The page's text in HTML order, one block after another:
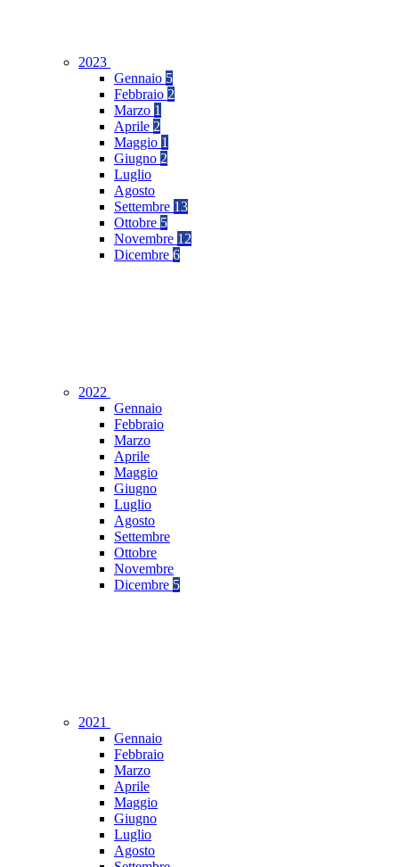
2023
Gennaio 5
Febbraio 2
Marzo 1
Aprile 2
Maggio 1
Giugno 2
Luglio
Agosto
Settembre 13
Ottobre 5
Novembre 12
Dicembre 6
2022
Gennaio
Febbraio
Marzo
Aprile
Maggio
Giugno
Luglio
Agosto
Settembre
Ottobre
Novembre
Dicembre 5
2021
Gennaio
Febbraio
Marzo
Aprile
Maggio
Giugno
Luglio
Agosto